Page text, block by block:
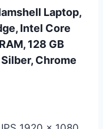
Laptop,
Intel Core
128 GB
Chrome